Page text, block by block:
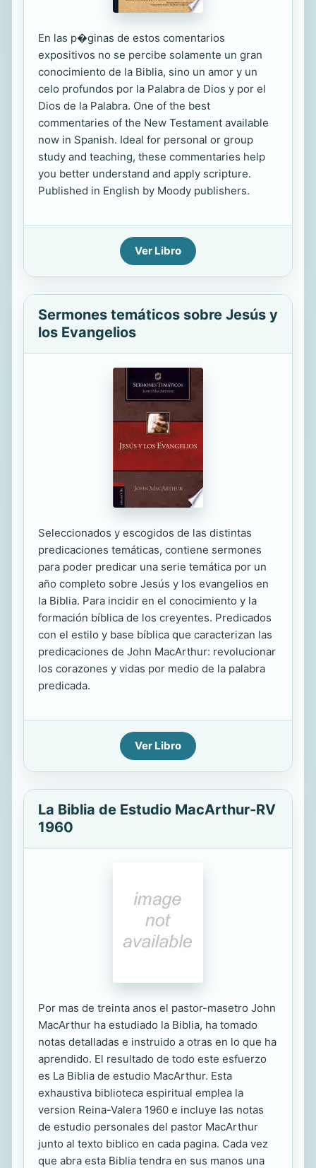
En las p�ginas de estos comentarios
expositivos no se percibe solamente un gran
conocimiento de la Biblia, sino un amor y un
celo profundos por la Palabra de Dios y por el
Dios de la Palabra. One of the best
commentaries of the New Testament available
now in Spanish. Ideal for personal or group
study and teaching, these commentaries help
you better understand and apply scripture.
Published in English by Moody publishers.
Ver Libro
Sermones temáticos sobre Jesús y
los Evangelios
Seleccionados y escogidos de las distintas
predicaciones temáticas, contiene sermones
para poder predicar una serie temática por un
año completo sobre Jesús y los evangelios en
la Biblia. Para incidir en el conocimiento y la
formación bíblica de los creyentes. Predicados
con el estilo y base bíblica que caracterizan las
predicaciones de John MacArthur: revolucionar
los corazones y vidas por medio de la palabra
predicada.
Ver Libro
La Biblia de Estudio MacArthur-RV
1960
Por mas de treinta anos el pastor-masetro John
MacArthur ha estudiado la Biblia, ha tomado
notas detalladas e instruido a otras en lo que ha
aprendido. El resultado de todo este esfuerzo
es La Biblia de estudio MacArthur. Esta
exhaustiva biblioteca espiritual emplea la
version Reina-Valera 1960 e incluye las notas
de estudio personales del pastor MacArthur
junto al texto biblico en cada pagina. Cada vez
que abra esta Biblia tendra en sus manos una